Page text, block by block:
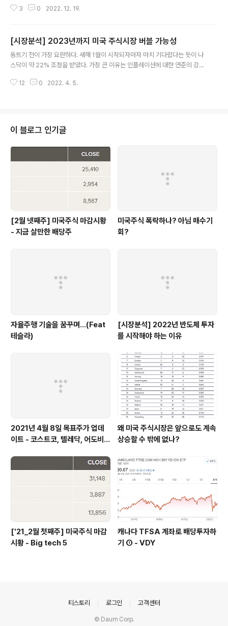
생각했다. 더구나 내수 시장이 작고 대외 의존도가 높은 상
것 같다. 그런데 최근 나에게 매우 신선한 뉴스가 하나 다가
왔다. 메리츠 금융지주의 지배구조 개편이 그것이다. 아마
많은 분들이 뉴스를 통해서 알고 있어 굳이 내용까지 설명
미국 투자회사 돌턴 인베스트먼트의 의견을 빌려 메리츠
3 0 2022. 12. 19.
[시장분석] 2023년까지 미국 주식시장 버블 가능성
동트기 전이 가장 요란하다. 새해 1월이 시작되자마자 마치 기다렸다는 듯이 나
스닥이 약 22% 조정을 받았다. 가장 큰 이유는 인플레이션에 대한 연준의 강경
플레이션은 진정될 기미가 없으며 우크라이나 전쟁은 끝나지 않았는데 주식시
블록스,엣시,AMD 등 장기 전망은 좋지만 주가가 지나치게 올랐던 종목들이 이
제는 거꾸로 가치 이하로 하락했다. 다시 돌아와서 시장은 이미 연준의 긴축, $1
20달러 ..
12 0 2022. 4. 5.
이 블로그 인기글
[2월 넷째주] 미국주식 마감시황
- 지금 살만한 배당주
미국주식 폭락하나? 아님 매수기
회?
자율주행 기술을 꿈꾸며...(Feat
테슬라)
[시장분석] 2022년 반도체 투자
를 시작해야 하는 이유
2021년 4월 8일 목표주가 업데
이트 - 코스트코, 텔레닥, 어도비,
왜 미국 주식시장은 앞으로도 계속
상승할 수 밖에 없나?
['21_2월 첫째주] 미국주식 마감
시황 - Big tech 5
캐나다 TFSA 계좌로 배당투자하
기 ① - VDY
티스토리 로그인 고객센터
© Daum Corp.